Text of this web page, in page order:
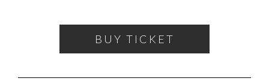
BUY TICKET